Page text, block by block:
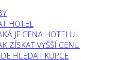
HOTEL
JE CENA HOTELU
ZÍSKAT VYŠŠÍ CENU
HLEDAT KUPCE